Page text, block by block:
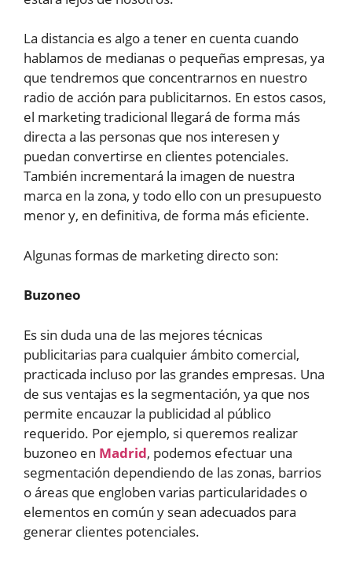
La distancia es algo a tener en cuenta cuando
hablamos de medianas o pequeñas empresas, ya
que tendremos que concentrarnos en nuestro
radio de acción para publicitarnos. En estos casos,
el marketing tradicional llegará de forma más
directa a las personas que nos interesen y
puedan convertirse en clientes potenciales.
También incrementará la imagen de nuestra
marca en la zona, y todo ello con un presupuesto
menor y, en definitiva, de forma más eficiente.
Algunas formas de marketing directo son:
Buzoneo
Es sin duda una de las mejores técnicas
publicitarias para cualquier ámbito comercial,
practicada incluso por las grandes empresas. Una
de sus ventajas es la segmentación, ya que nos
permite encauzar la publicidad al público
requerido. Por ejemplo, si queremos realizar
buzoneo en Madrid, podemos efectuar una
segmentación dependiendo de las zonas, barrios
o áreas que engloben varias particularidades o
elementos en común y sean adecuados para
generar clientes potenciales.